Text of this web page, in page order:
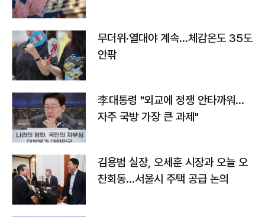
무더위·열대야 계속…체감온도 35도
안팎
李대통령 "외교에 정쟁 안타까워…
자주 국방 가장 큰 과제"
김용범 실장, 오세훈 시장과 오늘 오
찬회동...서울시 주택 공급 논의